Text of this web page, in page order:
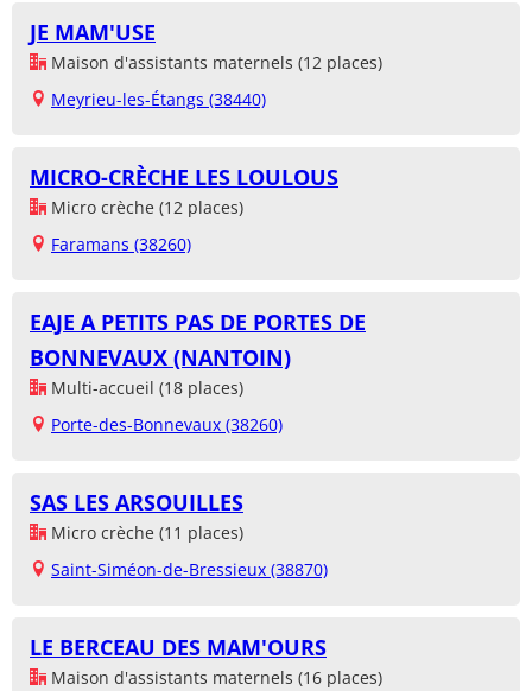
JE MAM'USE
Maison d'assistants maternels (12 places)
Meyrieu-les-Étangs (38440)
MICRO-CRÈCHE LES LOULOUS
Micro crèche (12 places)
Faramans (38260)
EAJE A PETITS PAS DE PORTES DE
BONNEVAUX (NANTOIN)
Multi-accueil (18 places)
Porte-des-Bonnevaux (38260)
SAS LES ARSOUILLES
Micro crèche (11 places)
Saint-Siméon-de-Bressieux (38870)
LE BERCEAU DES MAM'OURS
Maison d'assistants maternels (16 places)